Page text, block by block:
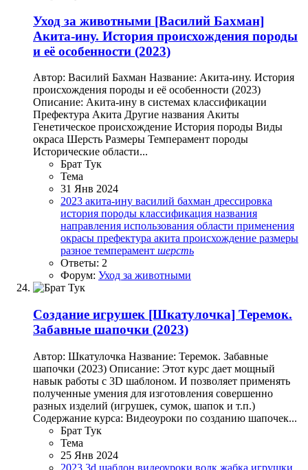
Уход за животными [Василий Бахман]
Акита-ину. История происхождения породы
и её особенности (2023)
Автор: Василий Бахман Название: Акита-ину. История
происхождения породы и её особенности (2023)
Описание: Акита-ину в системах классификации
Префектура Акита Другие названия Акиты
Генетическое происхождение История породы Виды
окраса Шерсть Размеры Темперамент породы
Исторические области...
Брат Тук
Тема
31 Янв 2024
2023 акита-ину василий бахман дрессировка
история породы классификация названия
направления использования области применения
окрасы префектура акита происхождение размеры
разное темперамент шерсть
Ответы: 2
Форум: Уход за животными
Создание игрушек [Шкатулочка] Теремок.
Забавные шапочки (2023)
Автор: Шкатулочка Название: Теремок. Забавные
шапочки (2023) Описание: Этот курс дает мощный
навык работы с 3D шаблоном. И позволяет применять
полученные умения для изготовления совершенно
разных изделий (игрушек, сумок, шапок и т.п.)
Содержание курса: Видеоуроки по созданию шапочек...
Брат Тук
Тема
25 Янв 2024
2023 3d шаблон видеоуроки волк жабка игрушки